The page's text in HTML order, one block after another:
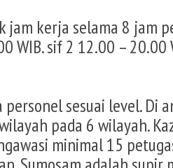
jam kerja selama 8 jam
WIB. sif 2 12.00 – 20.00
sesuai level. Di
pada 6 wilayah.
minimal 15